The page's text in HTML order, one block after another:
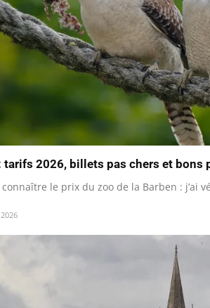
tarifs 2026, billets pas chers et bons
le prix du zoo de la Barben : j’ai